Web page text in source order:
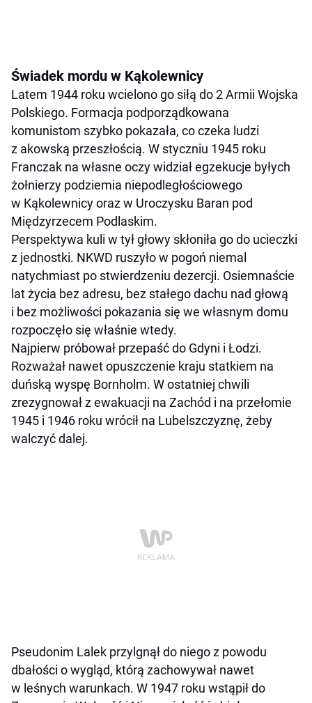
Świadek mordu w Kąkolewnicy
Latem 1944 roku wcielono go siłą do 2 Armii Wojska
Polskiego. Formacja podporządkowana
komunistom szybko pokazała, co czeka ludzi
z akowską przeszłością. W styczniu 1945 roku
Franczak na własne oczy widział egzekucje byłych
żołnierzy podziemia niepodległościowego
w Kąkolewnicy oraz w Uroczysku Baran pod
Międzyrzecem Podlaskim.
Perspektywa kuli w tył głowy skłoniła go do ucieczki
z jednostki. NKWD ruszyło w pogoń niemal
natychmiast po stwierdzeniu dezercji. Osiemnaście
lat życia bez adresu, bez stałego dachu nad głową
i bez możliwości pokazania się we własnym domu
rozpoczęło się właśnie wtedy.
Najpierw próbował przepaść do Gdyni i Łodzi.
Rozważał nawet opuszczenie kraju statkiem na
duńską wyspę Bornholm. W ostatniej chwili
zrezygnował z ewakuacji na Zachód i na przełomie
1945 i 1946 roku wrócił na Lubelszczyznę, żeby
walczyć dalej.
Pseudonim Lalek przylgnął do niego z powodu
dbałości o wygląd, którą zachowywał nawet
w leśnych warunkach. W 1947 roku wstąpił do